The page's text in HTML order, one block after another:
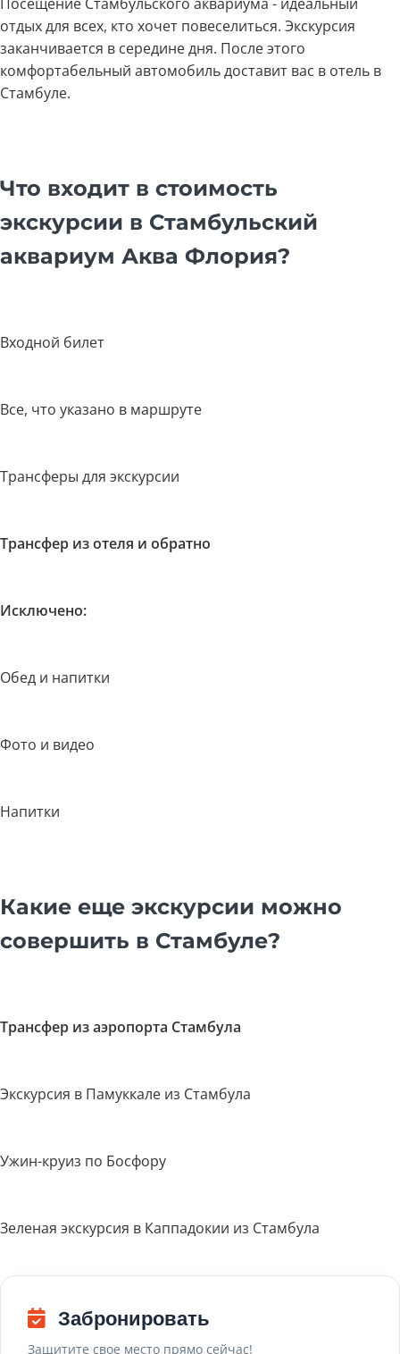
отдых для всех, кто хочет повеселиться. Экскурсия
заканчивается в середине дня. После этого
комфортабельный автомобиль доставит вас в отель в
Стамбуле.
Что входит в стоимость
экскурсии в Стамбульский
аквариум Аква Флория?
Входной билет
Все, что указано в маршруте
Трансферы для экскурсии
Трансфер из отеля и обратно
Исключено:
Обед и напитки
Фото и видео
Напитки
Какие еще экскурсии можно
совершить в Стамбуле?
Трансфер из аэропорта Стамбула
Экскурсия в Памуккале из Стамбула
Ужин-круиз по Босфору
Зеленая экскурсия в Каппадокии из Стамбула
Забронировать
Защитите свое место прямо сейчас!